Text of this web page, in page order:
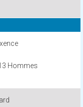
Hommes